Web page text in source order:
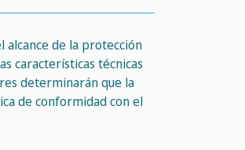
alcance de la protección
características técnicas
determinarán que la
de conformidad con el